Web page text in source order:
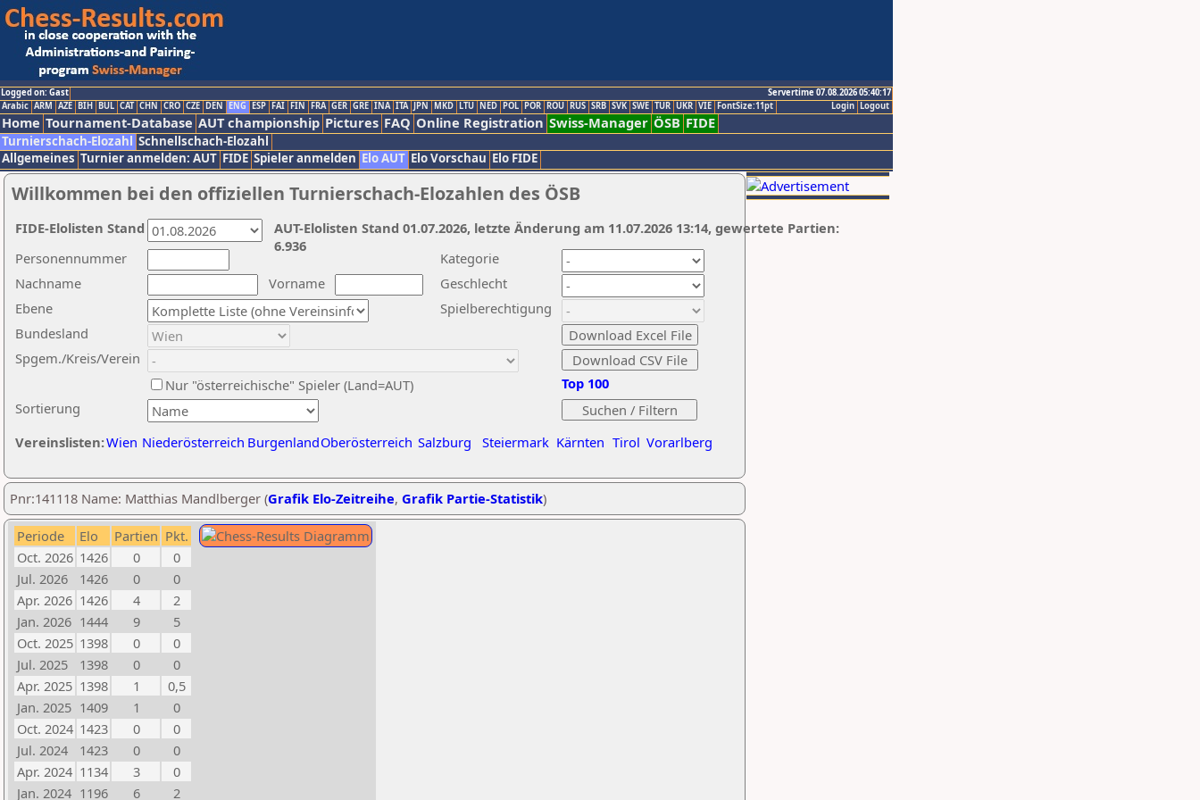
Logged on: Gast
Servertime 07.08.2026 05:40:17
Logout
Login
Arabic ARM AZE BIH BUL CAT CHN CRO CZE DEN ENG ESP FAI FIN FRA GER GRE INA ITA JPN MKD LTU NED POL POR ROU RUS SRB SVK SWE TUR UKR VIE FontSize:11pt
Home Tournament-Database AUT championship Pictures FAQ Online Registration Swiss-Manager ÖSB FIDE
Turnierschach-Elozahl Schnellschach-Elozahl
Allgemeines Turnier anmelden: AUT FIDE Spieler anmelden Elo AUT Elo Vorschau Elo FIDE
Willkommen bei den offiziellen Turnierschach-Elozahlen des ÖSB
Nachname
Vorname
Ebene
Kategorie
Sortierung
Personennummer
Bundesland
Spgem./Kreis/Verein
Geschlecht
Nur "österreichische" Spieler (Land=AUT)
Spielberechtigung
Vereinslisten:Wien Niederösterreich BurgenlandOberösterreich Salzburg Steiermark Kärnten Tirol Vorarlberg
Top 100
AUT-Elolisten Stand 01.07.2026, letzte Änderung am 11.07.2026 13:14, gewertete Partien:
6.936
FIDE-Elolisten Stand
Pnr:141118 Name: Matthias Mandlberger (Grafik Elo-Zeitreihe, Grafik Partie-Statistik)
Periode Elo Partien Pkt.
Oct. 2026 1426 0
0
Jul. 2026
1426 0
0
Apr. 2026 1426 4
2
Jan. 2026 1444 9
5
Oct. 2025 1398 0
0
Jul. 2025
1398 0
0
Apr. 2025 1398 1
0,5
Jan. 2025 1409 1
0
Oct. 2024 1423 0
0
Jul. 2024
1423 0
0
Apr. 2024 1134 3
0
Jan. 2024 1196 6 2